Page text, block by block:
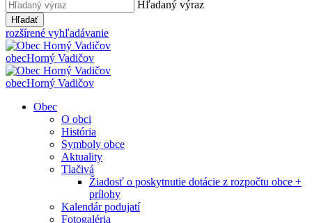
Hľadaný výraz
Hľadať
rozšírené vyhľadávanie
obecHorný Vadičov
obecHorný Vadičov
Obec
O obci
História
Symboly obce
Aktuality
Tlačivá
Žiadosť o poskytnutie dotácie z rozpočtu obce +
prílohy
Kalendár podujatí
Fotogaléria